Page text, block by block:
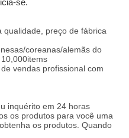
qualidade, preço de fábrica
coreanas/alemãs do
vendas profissional com
inquérito em 24 horas
os produtos para você uma
os produtos. Quando